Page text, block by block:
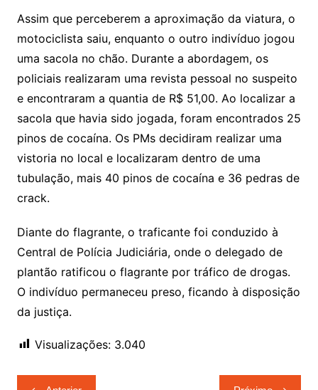
Assim que perceberem a aproximação da viatura, o
motociclista saiu, enquanto o outro indivíduo jogou
uma sacola no chão. Durante a abordagem, os
policiais realizaram uma revista pessoal no suspeito
e encontraram a quantia de R$ 51,00. Ao localizar a
sacola que havia sido jogada, foram encontrados 25
pinos de cocaína. Os PMs decidiram realizar uma
vistoria no local e localizaram dentro de uma
tubulação, mais 40 pinos de cocaína e 36 pedras de
crack.
Diante do flagrante, o traficante foi conduzido à
Central de Polícia Judiciária, onde o delegado de
plantão ratificou o flagrante por tráfico de drogas.
O indivíduo permaneceu preso, ficando à disposição
da justiça.
Visualizações: 3.040
Navegação